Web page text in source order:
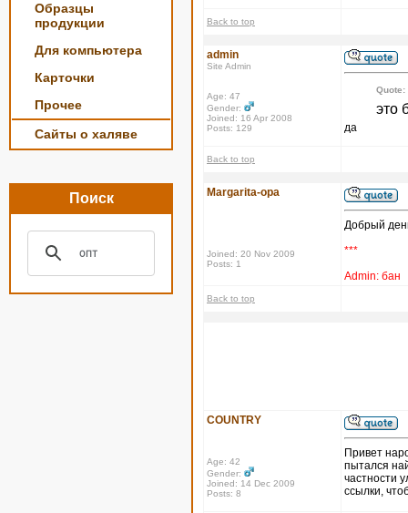
Образцы
продукции
Для компьютера
Карточки
Прочее
Сайты о халяве
Поиск
Back to top
admin
Site Admin
Age: 47
Gender:
Joined: 16 Apr 2008
Posts: 129
Quote:
это
да
Back to top
Margarita-opa
Joined: 20 Nov 2009
Posts: 1
Добрый
***
Admin: бан
Back to top
COUNTRY
Age: 42
Gender:
Joined: 14 Dec 2009
Posts: 8
Привет
пытался
частности
ссылки,